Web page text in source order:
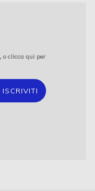
PROVINCIA DI
o clicca qui per